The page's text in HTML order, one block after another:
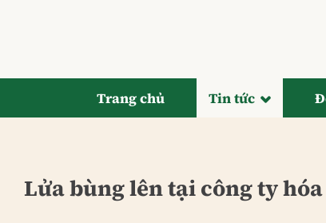
Trang chủ Tin tức
Lửa bùng lên tại công ty